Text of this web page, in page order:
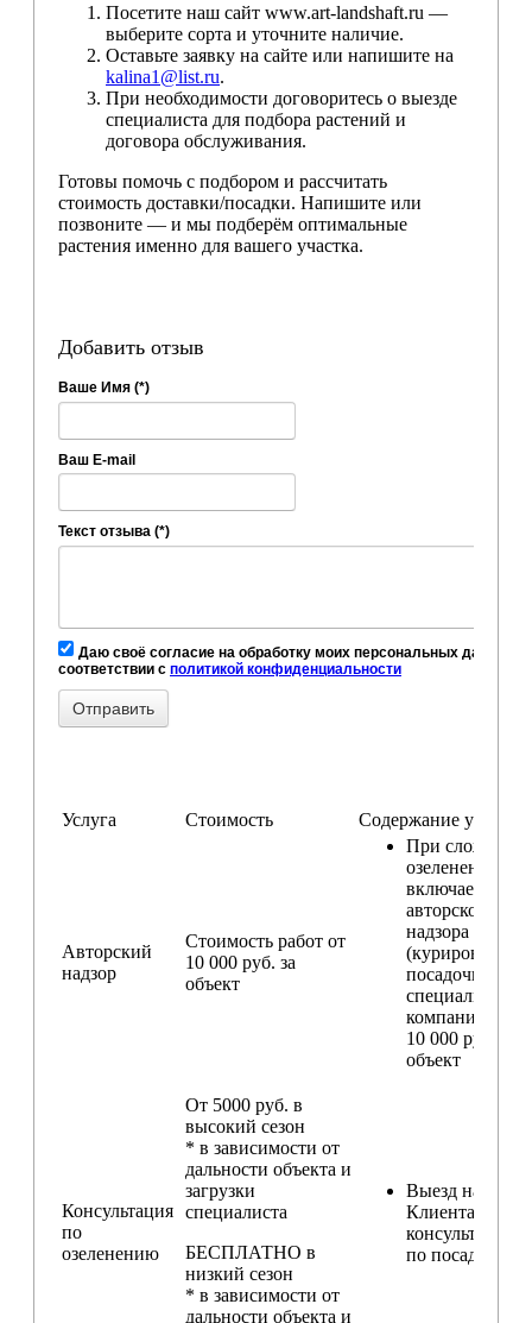
Посетите наш сайт www.art-landshaft.ru —
выберите сорта и уточните наличие.
Оставьте заявку на сайте или напишите на
kalina1@list.ru.
При необходимости договоритесь о выезде
специалиста для подбора растений и
договора обслуживания.
Готовы помочь с подбором и рассчитать
стоимость доставки/посадки. Напишите или
позвоните — и мы подберём оптимальные
растения именно для вашего участка.
Добавить отзыв
Ваше Имя (*)
Ваш E-mail
Текст отзыва (*)
Даю своё согласие на обработку моих персональных данных, в
соответствии с политикой конфиденциальности
Услуга Стоимость Содержание услуги
Авторский
надзор
Стоимость работ от
10 000 руб. за
объект
При сложном
озеленении
включаем
авторского
надзора
(курирование
посадочных
специалистом
компании) —
10 000 руб. за
объект
Консультация
по
озеленению
От 5000 руб. в
высокий сезон
* в зависимости от
дальности объекта и
загрузки
специалиста
БЕСПЛАТНО в
низкий сезон
* в зависимости от
дальности объекта и
Выезд на
Клиента для
по посадкам